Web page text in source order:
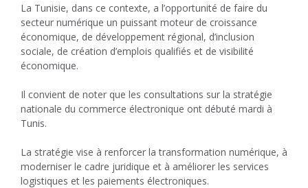
La Tunisie, dans ce contexte, a l’opportunité de faire du
secteur numérique un puissant moteur de croissance
économique, de développement régional, d’inclusion
sociale, de création d’emplois qualifiés et de visibilité
économique.
Il convient de noter que les consultations sur la stratégie
nationale du commerce électronique ont débuté mardi à
Tunis.
La stratégie vise à renforcer la transformation numérique, à
moderniser le cadre juridique et à améliorer les services
logistiques et les paiements électroniques.